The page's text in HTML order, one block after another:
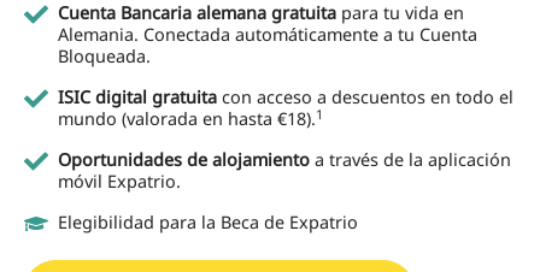
Cuenta Bancaria alemana gratuita para tu vida en
Alemania. Conectada automáticamente a tu Cuenta
Bloqueada.
ISIC digital gratuita con acceso a descuentos en todo el
mundo (valorada en hasta €18).1
Oportunidades de alojamiento a través de la aplicación
móvil Expatrio.
Elegibilidad para la Beca de Expatrio